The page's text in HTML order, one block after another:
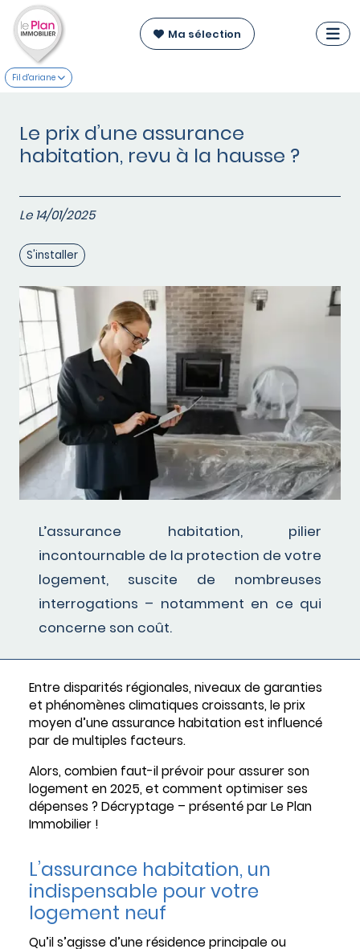
Ma sélection
Fil d'ariane
Le prix d’une assurance
habitation, revu à la hausse ?
Le 14/01/2025
S'installer
L’assurance habitation, pilier
incontournable de la protection de votre
logement, suscite de nombreuses
interrogations – notamment en ce qui
concerne son coût.
Entre disparités régionales, niveaux de garanties
et phénomènes climatiques croissants, le prix
moyen d’une assurance habitation est influencé
par de multiples facteurs.
Alors, combien faut-il prévoir pour assurer son
logement en 2025, et comment optimiser ses
dépenses ? Décryptage – présenté par Le Plan
Immobilier !
L’assurance habitation, un
indispensable pour votre
logement neuf
Qu’il s’agisse d’une résidence principale ou